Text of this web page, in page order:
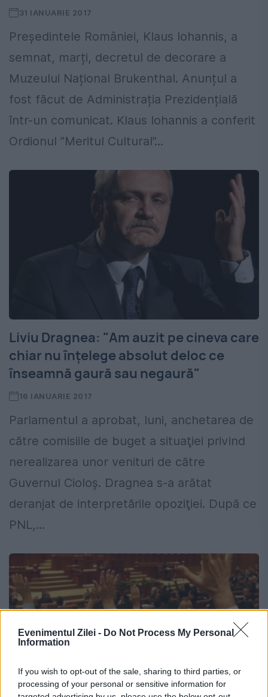
Evenimentul Zilei - Do Not Process My Personal
Information
If you wish to opt-out of the sale, sharing to third parties, or
processing of your personal or sensitive information for
31 IANUARIE 2017
Președintele României, Klaus Iohannis, a
semnat, marți, decretul de decorare a
Muzeului Național Brukenthal. Anunțul a
fost făcut de Administrația Prezidențială
într-un comunicat. Klaus Iohannis a conferit
Ordionul ”Meritul Cultural”...
Liviu Dragnea: "Am auzit pe cineva care
chiar nu înţelege absolut deloc ce
înseamnă gaură sau negaură"
16 IANUARIE 2017
Parlamentul a aprobat, luni, anchetarea de
către comisiile de buget a situaţiei privind
nerealizarea unor venituri de către
Guvernul Cioloş. Dragnea s-a arătat
deranjat de interpretările opoziţiei. După ce
PNL,...